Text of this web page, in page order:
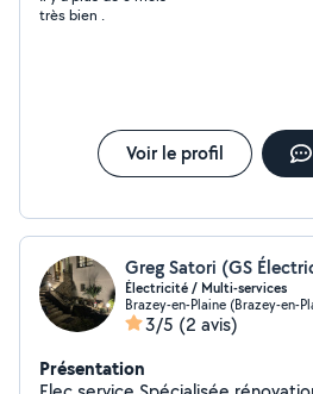
très bien .
Voir le profil
Greg Satori (GS
Électricité / Multi-services
Brazey-en-Plaine (Brazey-en-
3/5 (2 avis)
Présentation